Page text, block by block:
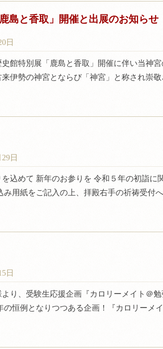
島と香取」開催と出展のお知らせ
日
史館特別展「鹿島と香取」開催に伴い当神
来伊勢の神宮とならび「神宮」と称され崇
日
込めて 新年のお参りを 令和５年の初詣に
み用紙をご記入の上、拝殿右手の祈祷受付
日
より、受験生応援企画『カロリーメイト＠
恒例となりつつある企画！『カロリーメ